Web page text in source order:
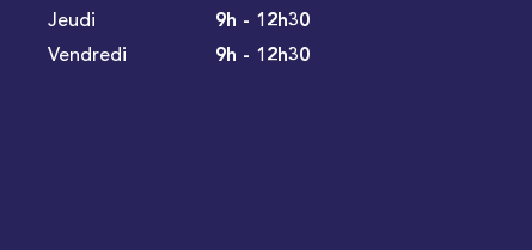
Jeudi
9h - 12h30
Vendredi
9h - 12h30